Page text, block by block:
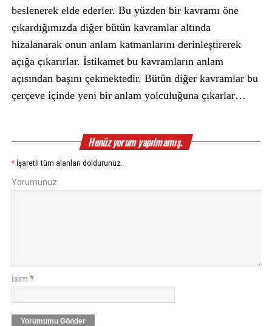
beslenerek elde ederler. Bu yüzden bir kavramı öne
çıkardığımızda diğer bütün kavramlar altında
hizalanarak onun anlam katmanlarını derinleştirerek
açığa çıkarırlar. İstikamet bu kavramların anlam
açısından başını çekmektedir. Bütün diğer kavramlar bu
çerçeve içinde yeni bir anlam yolculuğuna çıkarlar…
Henüz yorum yapılmamış.
* İşaretli tüm alanları doldurunuz.
Yorumunuz
İsim *
Yorumumu Gönder